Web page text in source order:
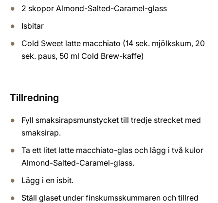
2 skopor Almond-Salted-Caramel-glass
Isbitar
Cold Sweet latte macchiato (14 sek. mjölkskum, 20
sek. paus, 50 ml Cold Brew-kaffe)
Tillredning
Fyll smaksirapsmunstycket till tredje strecket med
smaksirap.
Ta ett litet latte macchiato-glas och lägg i två kulor
Almond-Salted-Caramel-glass.
Lägg i en isbit.
Ställ glaset under finskumsskummaren och tillred